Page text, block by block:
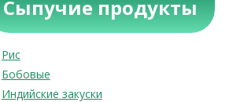
Сыпучие продукты
Рис
Бобовые
Индийские закуски